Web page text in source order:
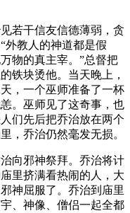
若干信友信德薄弱，贪
外教人的神道都是假
物的真主宰。”总督把
铁块烫他。当天晚上，
，一个巫师准备了一杯
。巫师见了这奇事，也
们先后把乔治放在两个
，乔治仍然毫发无损。
向邪神祭拜。乔治将计
里挤满看热闹的人，大
神屈服了。乔治到庙里
、神像、僧侣一起全都